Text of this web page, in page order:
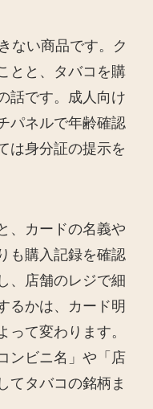
ない商品です。ク
とと、タバコを購
話です。成人向け
パネルで年齢確認
は身分証の提示を
、カードの名義や
も購入記録を確認
、店舗のレジで細
るかは、カード明
って変わります。
ンビニ名」や「店
てタバコの銘柄ま